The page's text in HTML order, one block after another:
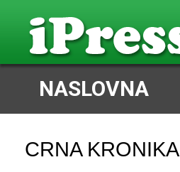
NASLOVNA
CRNA KRONIKA